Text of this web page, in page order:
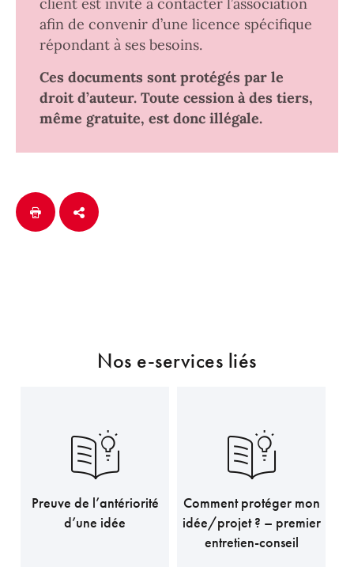
afin de convenir d’une licence spécifique
répondant à ses besoins.
Ces documents sont protégés par le
droit d’auteur. Toute cession à des tiers,
même gratuite, est donc illégale.
Nos e-services liés
Preuve de l’antériorité
d’une idée
430,80CHF
Comment protéger mon
idée/projet ? – premier
entretien-conseil
376,95CHF